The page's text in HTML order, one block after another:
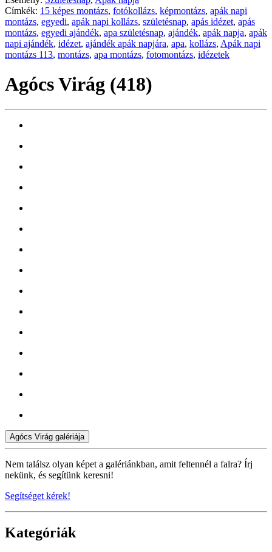
Címkék: 15 képes montázs, fotókollázs, képmontázs, apák napi
montázs, egyedi, apák napi kollázs, születésnap, apás idézet, apás
montázs, egyedi ajándék, apa születésnap, ajándék, apák napja, apák
napi ajándék, idézet, ajándék apák napjára, apa, kollázs, Apák napi
montázs 113, montázs, apa montázs, fotomontázs, idézetek
Agócs Virág (418)
Agócs Virág galériája
Nem találsz olyan képet a galériánkban, amit feltennél a falra? Írj
nekünk, és segítünk keresni!
Segítséget kérek!
Kategóriák